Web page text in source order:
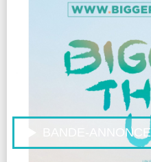
BANDE-ANNONCE